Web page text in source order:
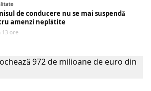
de conducere nu se mai suspendă
amenzi neplătite
13 ore